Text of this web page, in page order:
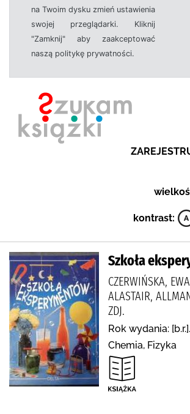
na Twoim dysku zmień ustawienia
swojej przeglądarki. Kliknij
"Zamknij" aby zaakceptować
naszą politykę prywatności.
kontrast:
Szkoła
CZERWIŃSKA,
ALASTAIR,
ZDJ.
Rok wydania: [b.r.].
Chemia, Fizyka